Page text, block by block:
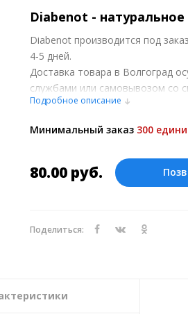
Diabenot -
Diabenot производится под
4-5 дней.
Доставка товара в Волгоград
службами или самовывозом со
при обсуждении заказа с
Подробное описание
Минимальный заказ 300
80.00 руб.
Поделиться: